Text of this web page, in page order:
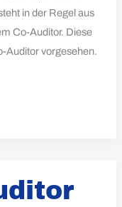
in der Regel aus
Co-Auditor. Diese
Auditor vorgesehen.